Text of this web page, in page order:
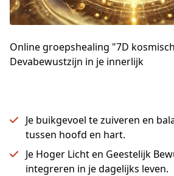
Online groepshealing "7D
Devabewustzijn in je innerlijk
Je buikgevoel te zuiveren en
tussen hoofd en hart.
Je Hoger Licht en Geestelijk
integreren in je dagelijks leven.